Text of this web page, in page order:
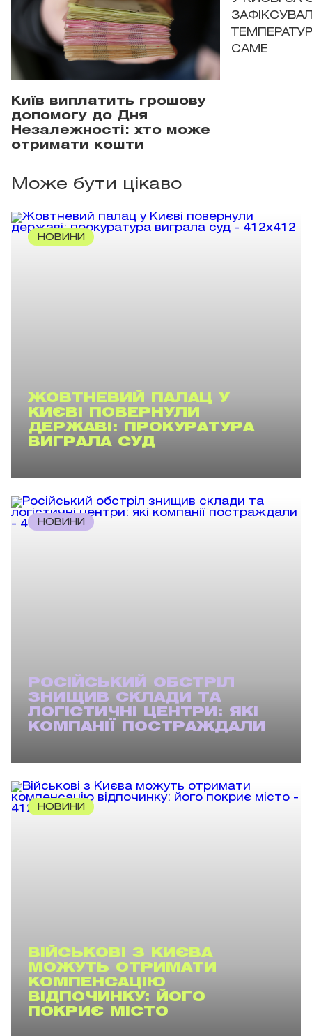
Київ виплатить грошову
допомогу до Дня
Незалежності: хто може
отримати кошти
САМЕ
Може бути цікаво
НОВИНИ
ЖОВТНЕВИЙ ПАЛАЦ У
КИЄВІ ПОВЕРНУЛИ
ДЕРЖАВІ: ПРОКУРАТУРА
ВИГРАЛА СУД
НОВИНИ
РОСІЙСЬКИЙ ОБСТРІЛ
ЗНИЩИВ СКЛАДИ ТА
ЛОГІСТИЧНІ ЦЕНТРИ: ЯКІ
КОМПАНІЇ ПОСТРАЖДАЛИ
НОВИНИ
ВІЙСЬКОВІ З КИЄВА
МОЖУТЬ ОТРИМАТИ
КОМПЕНСАЦІЮ
ВІДПОЧИНКУ: ЙОГО
ПОКРИЄ МІСТО